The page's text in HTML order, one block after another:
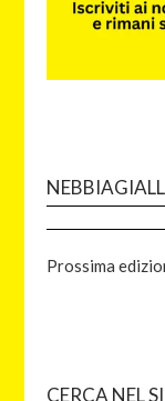
Prossima
CERCA NEL